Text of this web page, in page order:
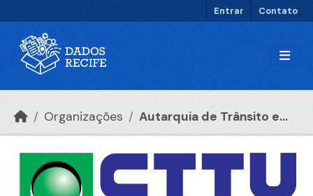
Entrar Contato
Organizações Autarquia de Trânsito e...